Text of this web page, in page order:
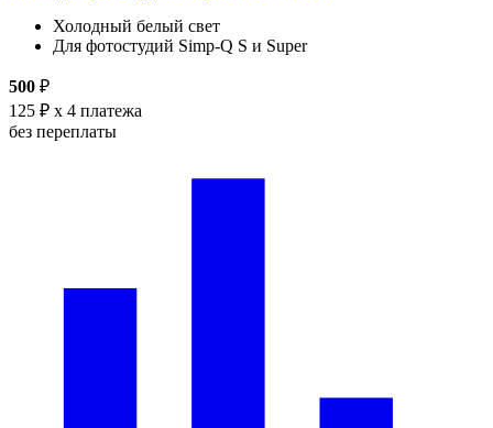
Холодный белый свет
Для фотостудий Simp-Q S и Super
500 ₽
125 ₽ x 4 платежа
без переплаты